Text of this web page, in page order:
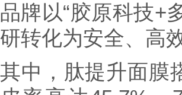
品牌以“胶原科技+
研转化为安全、高
其中，肽提升面膜